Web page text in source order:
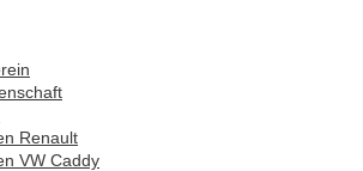
Renault
VW Caddy